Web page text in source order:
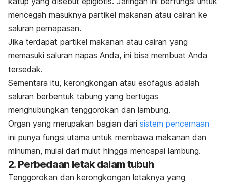
mencegah masuknya partikel makanan atau cairan ke
saluran pernapasan.
Jika terdapat partikel makanan atau cairan yang
memasuki saluran napas Anda, ini bisa membuat Anda
tersedak.
Sementara itu, kerongkongan atau esofagus adalah
saluran berbentuk tabung yang bertugas
menghubungkan tenggorokan dan lambung.
Organ yang merupakan bagian dari sistem pencernaan
ini punya fungsi utama untuk membawa makanan dan
minuman, mulai dari mulut hingga mencapai lambung.
2. Perbedaan letak dalam tubuh
Tenggorokan dan kerongkongan letaknya yang